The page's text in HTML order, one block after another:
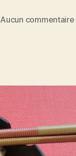
Aucun commentaire